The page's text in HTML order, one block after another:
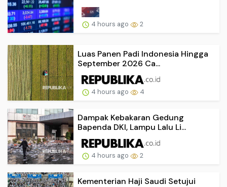
4 hours ago 2
Luas Panen Padi Indonesia Hingga
September 2026 Ca...
4 hours ago 4
Dampak Kebakaran Gedung
Bapenda DKI, Lampu Lalu Li...
4 hours ago 2
Kementerian Haji Saudi Setujui